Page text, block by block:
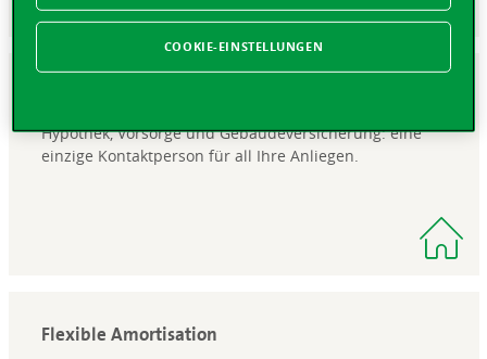
Hypothek, Vorsorge und Gebäudeversicherung: eine
einzige Kontaktperson für all Ihre Anliegen.
Flexible Amortisation
COOKIE-EINSTELLUNGEN